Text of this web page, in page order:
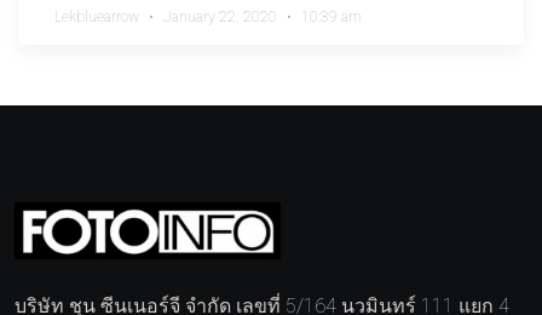
Lekbluearrow January 22, 2020 10:39 am
บริษัท ชุน ซีนเนอร์จี จำกัด เลขที่ 5/164 นวมินทร์ 111 แยก 4